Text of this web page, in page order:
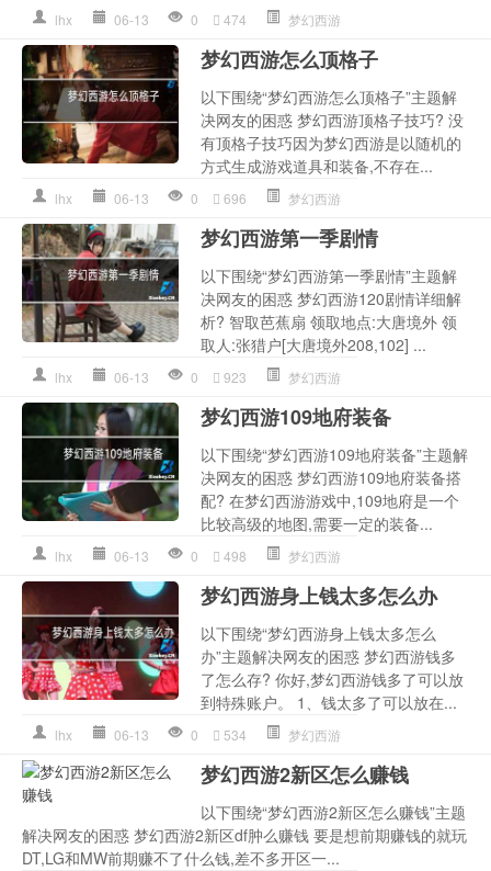
lhx 06-13 0 474 梦幻西游
梦幻西游怎么顶格子
以下围绕“梦幻西游怎么顶格子”主题解
决网友的困惑 梦幻西游顶格子技巧? 没
有顶格子技巧因为梦幻西游是以随机的
方式生成游戏道具和装备,不存在...
lhx 06-13 0 696 梦幻西游
梦幻西游第一季剧情
以下围绕“梦幻西游第一季剧情”主题解
决网友的困惑 梦幻西游120剧情详细解
析? 智取芭蕉扇 领取地点:大唐境外 领
取人:张猎户[大唐境外208,102] ...
lhx 06-13 0 923 梦幻西游
梦幻西游109地府装备
以下围绕“梦幻西游109地府装备”主题解
决网友的困惑 梦幻西游109地府装备搭
配? 在梦幻西游游戏中,109地府是一个
比较高级的地图,需要一定的装备...
lhx 06-13 0 498 梦幻西游
梦幻西游身上钱太多怎么办
以下围绕“梦幻西游身上钱太多怎么
办”主题解决网友的困惑 梦幻西游钱多
了怎么存? 你好,梦幻西游钱多了可以放
到特殊账户。 1、钱太多了可以放在...
lhx 06-13 0 534 梦幻西游
梦幻西游2新区怎么赚钱
以下围绕“梦幻西游2新区怎么赚钱”主题
解决网友的困惑 梦幻西游2新区df肿么赚钱 要是想前期赚钱的就玩
DT,LG和MW前期赚不了什么钱,差不多开区一...